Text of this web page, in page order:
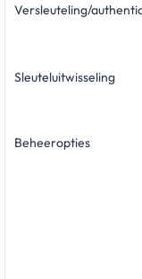
Versleuteling/
Sleuteluitwisseling
Beheeropties